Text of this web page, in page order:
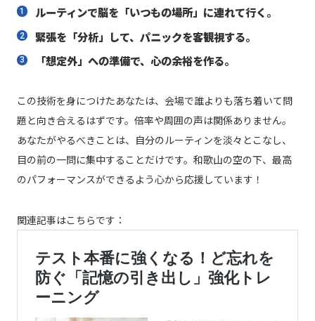
ルーティンで脳を「いつもの場所」に連れて行く。
緊張を「分析」して、パニックを客観視する。
「想定外」への準備で、心の余裕を作る。
この技術を身につけたあなたは、会場で誰よりも落ち着いて問
題と向き合えるはずです。倍率や周囲の声は関係ありません。
あなたがやるべきことは、自分のルーティンを淡々とこなし、
目の前の一問に集中することだけです。和歌山の空の下、最高
のパフォーマンスができるよう心から応援しています！
関連記事はこちらです：